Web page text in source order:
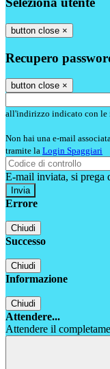
button close ×
Recupero
button close ×
all'indirizzo indicato con le
Non hai una e-mail
tramite la Login Spaggiari
E-mail inviata, si prega
Errore
Chiudi
Successo
Chiudi
Informazione
Chiudi
Attendere...
Attendere il